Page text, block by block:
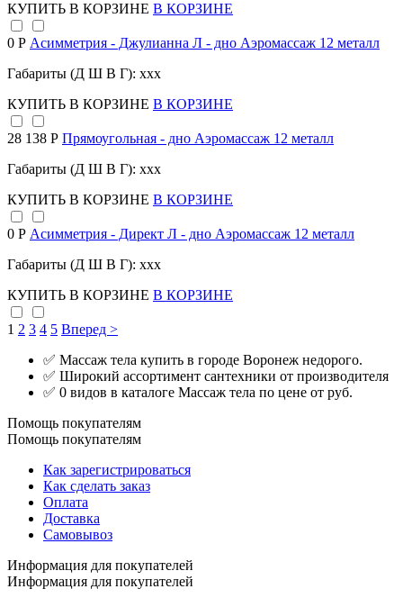
КУПИТЬ В КОРЗИНЕ В КОРЗИНЕ
0 Р Асимметрия - Джулианна Л - дно Аэромассаж 12 металл
Габариты (Д Ш В Г): xxx
КУПИТЬ В КОРЗИНЕ В КОРЗИНЕ
28 138 Р Прямоугольная - дно Аэромассаж 12 металл
Габариты (Д Ш В Г): xxx
КУПИТЬ В КОРЗИНЕ В КОРЗИНЕ
0 Р Асимметрия - Директ Л - дно Аэромассаж 12 металл
Габариты (Д Ш В Г): xxx
КУПИТЬ В КОРЗИНЕ В КОРЗИНЕ
1 2 3 4 5 Вперед >
✅ Массаж тела купить в городе Воронеж недорого.
✅ Широкий ассортимент сантехники от производителя
✅ 0 видов в каталоге Массаж тела по цене от руб.
Помощь покупателям
Помощь покупателям
Как зарегистрироваться
Как сделать заказ
Оплата
Доставка
Самовывоз
Информация для покупателей
Информация для покупателей